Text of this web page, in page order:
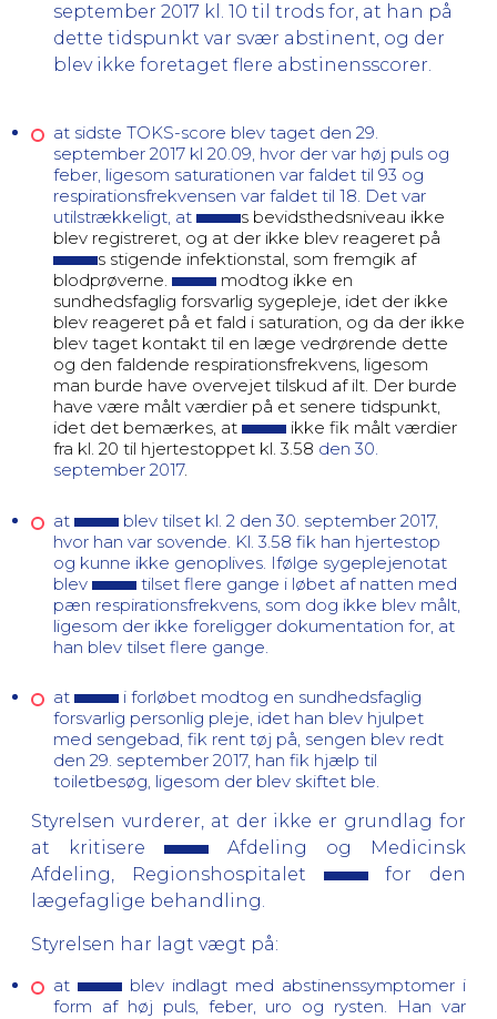
september 2017 kl. 10 til trods for, at han på
dette tidspunkt var svær abstinent, og der
blev ikke foretaget flere abstinensscorer.
at sidste TOKS-score blev taget den 29.
september 2017 kl 20.09, hvor der var høj puls og
feber, ligesom saturationen var faldet til 93 og
respirationsfrekvensen var faldet til 18. Det var
utilstrækkeligt, at
s bevidsthedsniveau ikke
blev registreret, og at der ikke blev reageret på
s stigende infektionstal, som fremgik af
blodprøverne.
modtog ikke en
sundhedsfaglig forsvarlig sygepleje, idet der ikke
blev reageret på et fald i saturation, og da der ikke
blev taget kontakt til en læge vedrørende dette
og den faldende respirationsfrekvens, ligesom
man burde have overvejet tilskud af ilt. Der burde
have være målt værdier på et senere tidspunkt,
idet det bemærkes, at
ikke fik målt værdier
fra kl. 20 til hjertestoppet kl. 3.58 den 30.
september 2017.
at
blev tilset kl. 2 den 30. september 2017,
hvor han var sovende. Kl. 3.58 fik han hjertestop
og kunne ikke genoplives. Ifølge sygeplejenotat
blev
tilset flere gange i løbet af natten med
pæn respirationsfrekvens, som dog ikke blev målt,
ligesom der ikke foreligger dokumentation for, at
han blev tilset flere gange.
at
i forløbet modtog en sundhedsfaglig
forsvarlig personlig pleje, idet han blev hjulpet
med sengebad, fik rent tøj på, sengen blev redt
den 29. september 2017, han fik hjælp til
toiletbesøg, ligesom der blev skiftet ble.
Styrelsen vurderer, at der ikke er grundlag for
at kritisere
Afdeling og Medicinsk
Afdeling, Regionshospitalet
for den
lægefaglige behandling.
Styrelsen har lagt vægt på:
at
blev indlagt med abstinenssymptomer i
form af høj puls, feber, uro og rysten. Han var